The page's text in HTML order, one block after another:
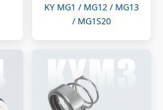
KY MG1 / MG12 / MG13
/ MG1S20